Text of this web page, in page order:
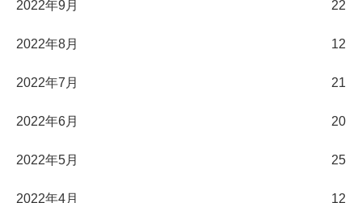
2022年9月 22
2022年8月 12
2022年7月 21
2022年6月 20
2022年5月 25
2022年4月 12